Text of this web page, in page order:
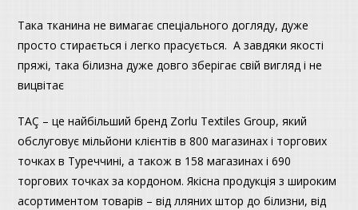
Така тканина не вимагає спеціального догляду, дуже
просто стирається і легко прасується. А завдяки якості
пряжі, така білизна дуже довго зберігає свій вигляд і не
вицвітає
TAÇ – це найбільший бренд Zorlu Textiles Group, який
обслуговує мільйони клієнтів в 800 магазинах і торгових
точках в Туреччині, а також в 158 магазинах і 690
торгових точках за кордоном. Якісна продукція з широким
асортиментом товарів – від лляних штор до білизни, від